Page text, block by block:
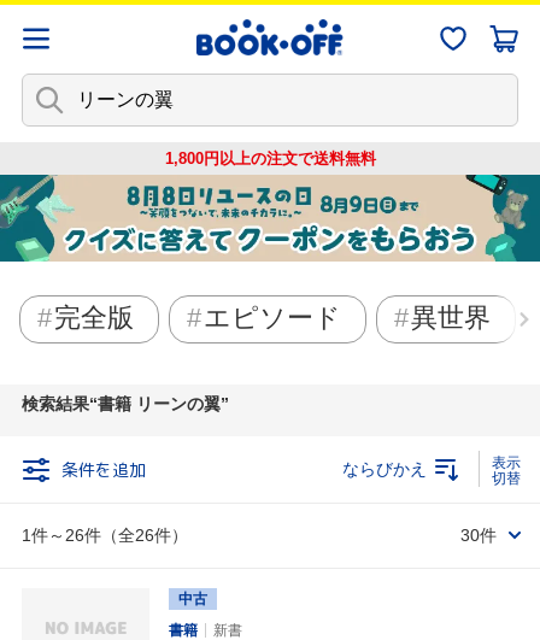
1,800円以上の注文で送料無料
完全版 エピソード 異世界
検索結果 書籍 リーンの翼
条件を追加
1件～26件（全26件）
ならびかえ
30件
中古
書籍
新書